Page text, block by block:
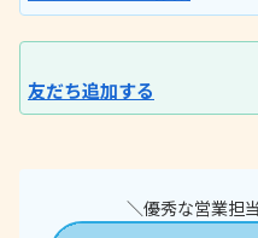
友だち追加する
＼優秀な営業担